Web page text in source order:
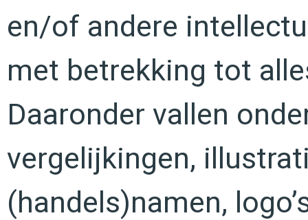
en/of andere
met betrekking tot
Daaronder vallen
vergelijkingen,
(handels)namen,